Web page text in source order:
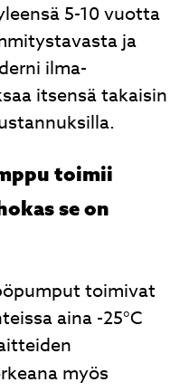
5-10 vuotta
ja
ilma-
itsensä takaisin
toimii
se on
toimivat
aina -25°C
myös